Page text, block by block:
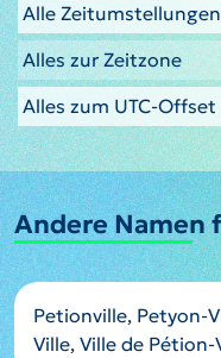
Alle
Alles zur Zeitzone
Alles zum UTC-Offset
Andere Namen
Petionville, Petyon-
Ville, Ville de Pétion-